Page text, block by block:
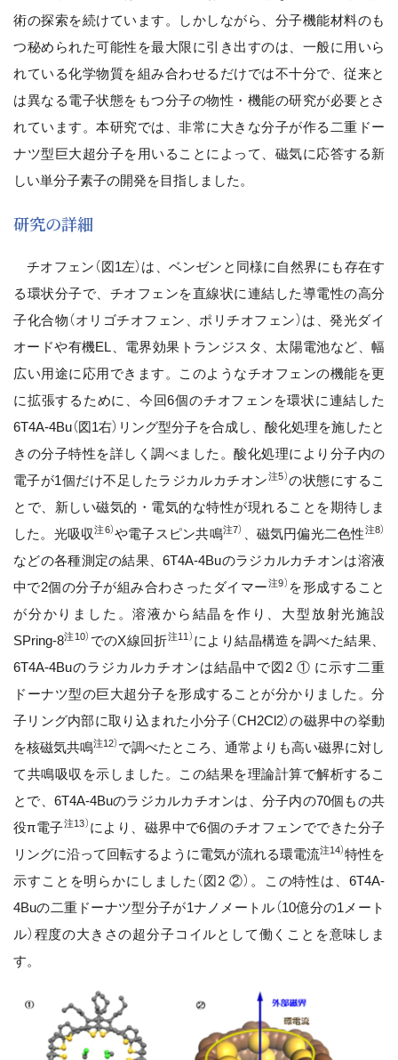
術の探索を続けています。しかしながら、分子機能材料のも
つ秘められた可能性を最大限に引き出すのは、一般に用いら
れている化学物質を組み合わせるだけでは不十分で、従来と
は異なる電子状態をもつ分子の物性・機能の研究が必要とさ
れています。本研究では、非常に大きな分子が作る二重ドー
ナツ型巨大超分子を用いることによって、磁気に応答する新
しい単分子素子の開発を目指しました。
研究の詳細
チオフェン（図1左）は、ベンゼンと同様に自然界にも存在す
る環状分子で、チオフェンを直線状に連結した導電性の高分
子化合物（オリゴチオフェン、ポリチオフェン）は、発光ダイ
オードや有機EL、電界効果トランジスタ、太陽電池など、幅
広い用途に応用できます。このようなチオフェンの機能を更
に拡張するために、今回6個のチオフェンを環状に連結した
6T4A-4Bu（図1右）リング型分子を合成し、酸化処理を施したと
きの分子特性を詳しく調べました。酸化処理により分子内の
電子が1個だけ不足したラジカルカチオン注5）の状態にするこ
とで、新しい磁気的・電気的な特性が現れることを期待しま
した。光吸収注6）や電子スピン共鳴注7） 、磁気円偏光二色性注8）
などの各種測定の結果、6T4A-4Buのラジカルカチオンは溶液
中で2個の分子が組み合わさったダイマー注9） を形成すること
が分かりました。溶液から結晶を作り、大型放射光施設
SPring-8注10） でのX線回折注11） により結晶構造を調べた結果、
6T4A-4Buのラジカルカチオンは結晶中で図2 ① に示す二重
ドーナツ型の巨大超分子を形成することが分かりました。分
子リング内部に取り込まれた小分子（CH2Cl2）の磁界中の挙動
を核磁気共鳴注12） で調べたところ、通常よりも高い磁界に対し
て共鳴吸収を示しました。この結果を理論計算で解析するこ
とで、6T4A-4Buのラジカルカチオンは、分子内の70個もの共
役π電子注13） により、磁界中で6個のチオフェンでできた分子
リングに沿って回転するように電気が流れる環電流注14）特性を
示すことを明らかにしました（図2 ②）。この特性は、6T4A-
4Buの二重ドーナツ型分子が1ナノメートル（10億分の1メート
ル）程度の大きさの超分子コイルとして働くことを意味しま
す。